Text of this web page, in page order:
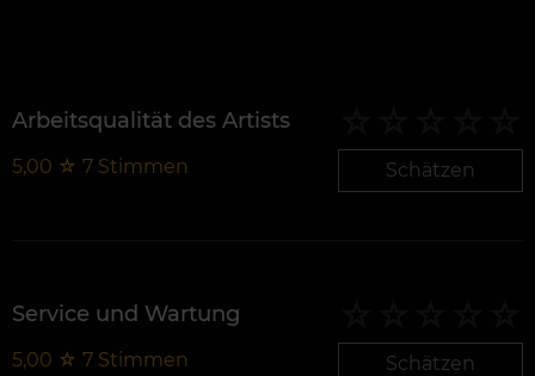
Arbeitsqualität des Artists
5,00 ☆ 7 Stimmen Schätzen
Service und Wartung
5,00 ☆ 7 Stimmen Schätzen